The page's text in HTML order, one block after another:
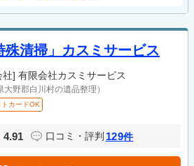
殊清掃」カスミサービス
社] 有限会社カスミサービス
大野郡白川村の遺品整理）
トカードOK
4.91 口コミ・評判 129件